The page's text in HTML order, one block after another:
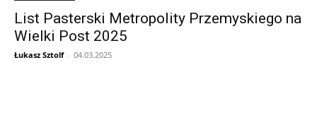
List Pasterski Metropolity Przemyskiego na
Wielki Post 2025
Łukasz Sztolf - 04.03.2025